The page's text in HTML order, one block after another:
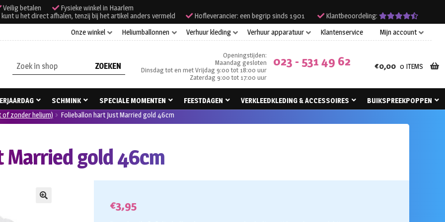
Veilig betalen
Fysieke winkel in Haarlem
u het direct afhalen, tenzij bij het artikel anders vermeld
Hofleverancier: een begrip sinds 1901
Klantbeoordeling:
Onze winkel
Heliumballonnen Verhuur kleding Verhuur apparatuur Klantenservice Mijn account
Zoeken
naar:
Openingstijden:
Maandag gesloten
Dinsdag tot en met Vrijdag 9:00 tot 18:00 uur
Zaterdag 9:00 tot 17:00 uur
023 - 531 49 62 €0,00 0 ITEMS
SCHMINK SPECIALE MOMENTEN FEESTDAGEN VERKLEEDKLEDING & ACCESSOIRES
BUIKSPREEKPOPPEN
of zonder helium) Folieballon hart Just Married gold 46cm
Married gold 46cm
€3,95